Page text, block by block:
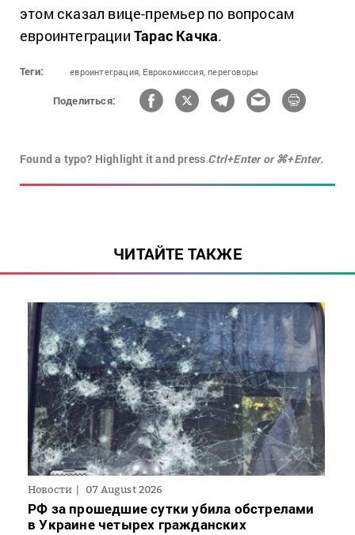
этом сказал вице-премьер по вопросам
евроинтеграции Тарас Качка.
Теги: евроинтеграция, Еврокомиссия, переговоры
Поделиться:
Found a typo? Highlight it and press Ctrl+Enter or ⌘+Enter.
ЧИТАЙТЕ ТАКЖЕ
Новости 07 August 2026
РФ за прошедшие сутки убила обстрелами
в Украине четырех гражданских